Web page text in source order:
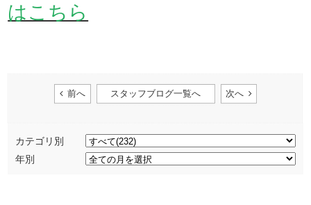
はこちら
前へ スタッフブログ一覧へ 次へ
カテゴリ別
年別